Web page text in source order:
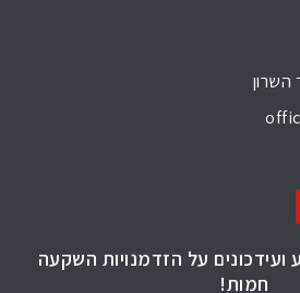
על הזדמנויות השקעה
חמות!